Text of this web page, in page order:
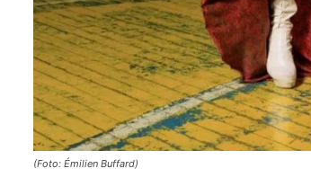
(Foto: Émilien Buffard)